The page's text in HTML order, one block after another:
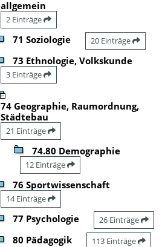
allgemein
2 Einträge
71 Soziologie 20 Einträge
73 Ethnologie, Volkskunde
3 Einträge
74 Geographie, Raumordnung,
Städtebau
21 Einträge
74.80 Demographie
12 Einträge
76 Sportwissenschaft
14 Einträge
77 Psychologie 26 Einträge
80 Pädagogik 113 Einträge